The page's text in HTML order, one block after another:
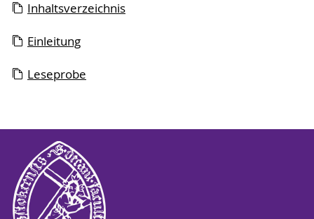
Inhaltsverzeichnis
Einleitung
Leseprobe